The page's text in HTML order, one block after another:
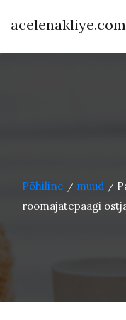
acelenakliye.com
Põhiline / muud /
roomajatepaagi